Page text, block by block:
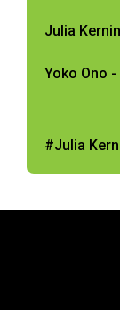
Julia
Yoko Ono
#Julia